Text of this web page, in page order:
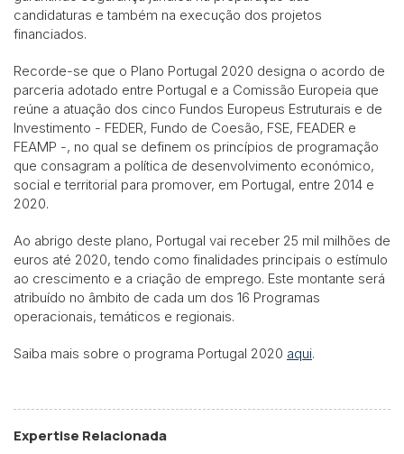
candidaturas e também na execução dos projetos
financiados.
Recorde-se que o Plano Portugal 2020 designa o acordo de
parceria adotado entre Portugal e a Comissão Europeia que
reúne a atuação dos cinco Fundos Europeus Estruturais e de
Investimento - FEDER, Fundo de Coesão, FSE, FEADER e
FEAMP -, no qual se definem os princípios de programação
que consagram a política de desenvolvimento económico,
social e territorial para promover, em Portugal, entre 2014 e
2020.
Ao abrigo deste plano, Portugal vai receber 25 mil milhões de
euros até 2020, tendo como finalidades principais o estímulo
ao crescimento e a criação de emprego. Este montante será
atribuído no âmbito de cada um dos 16 Programas
operacionais, temáticos e regionais.
Saiba mais sobre o programa Portugal 2020 aqui.
Expertise Relacionada